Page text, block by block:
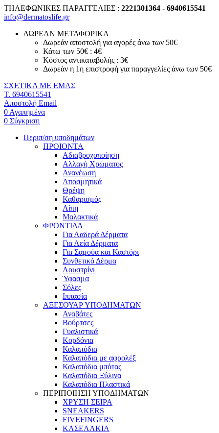
ΤΗΛΕΦΩΝΙΚΕΣ ΠΑΡΑΓΓΕΛΙΕΣ : 2221301364 - 6940615541
info@dermatoslife.gr
ΔΩΡΕΑΝ ΜΕΤΑΦΟΡΙΚΑ
Δωρεάν αποστολή για αγορές άνω των 50€
Κάτω των 50€ : 4€
Κόστος αντικαταβολής : 3€
Δωρεάν η 1η επιστροφή για παραγγελίες άνω των 50€
ΣΧΕΤΙΚΑ ΜΕ ΕΜΑΣ
T. 6940615541
Αποστολή Email
0 Αγαπημένα
0 Σύγκριση
Περιπ/ση υποδημάτων
ΠΡΟΙΟΝΤΑ
Αδιαβροχοποίηση
Αλλαγή Χρώματος
Ανανέωση
Αποσμητικά
Θρέψη
Καθαρισμός
Λίπη
Μαλακτικά
ΦΡΟΝΤΙΔΑ
Για Λαδερά Δέρματα
Για Λεία Δέρματα
Για Σαμούα και Καστόρι
Συνθετικό Δέρμα
Λουστρίνι
Ύφασμα
Σόλες
Ιππασία
ΑΞΕΣΟΥΑΡ ΥΠΟΔΗΜΑΤΩΝ
Αναβάτες
Βούρτσες
Γυαλιστικά
Κορδόνια
Καλαπόδια
Καλαπόδια με αφρολέξ
Καλαπόδια μπότας
Καλαπόδια Ξύλινα
Καλαπόδια Πλαστικά
ΠΕΡΙΠΟΙΗΣΗ ΥΠΟΔΗΜΑΤΩΝ
ΧΡΥΣΗ ΣΕΙΡΑ
SNEAKERS
FIVEFINGERS
ΚΑΣΕΛΑΚΙΑ